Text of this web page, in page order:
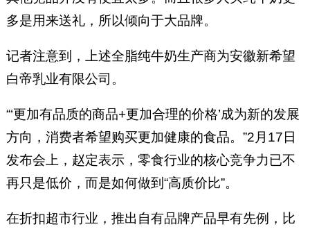
多是用来送礼，所以倾向于大品牌。
记者注意到，上述全脂纯牛奶生产商为安徽新希望
白帝乳业有限公司。
“‘更加有品质的商品+更加合理的价格’成为新的发展
方向，消费者希望购买更加健康的食品。”2月17日
发布会上，赵定表示，零食行业的核心竞争力已不
再只是低价，而是如何做到“高质价比”。
在折扣超市行业，推出自有品牌产品早有先例，比